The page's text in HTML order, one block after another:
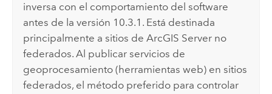
inversa con el comportamiento del software
antes de la versión 10.3.1. Está destinada
principalmente a sitios deArcGIS Server no
federados. Al publicar servicios de
geoprocesamiento (herramientas web) en sitios
federados, el método preferido para controlar